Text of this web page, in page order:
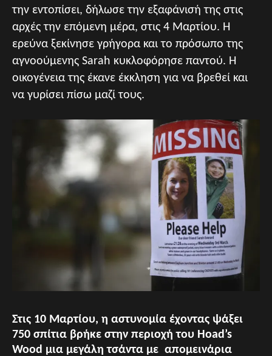
την εντοπίσει, δήλωσε την εξαφάνισή της στις
αρχές την επόμενη μέρα, στις 4 Μαρτίου. H
ερεύνα ξεκίνησε γρήγορα και το πρόσωπο της
αγνοούμενης Sarah κυκλοφόρησε παντού. Η
οικογένεια της έκανε έκκληση για να βρεθεί και
να γυρίσει πίσω μαζί τους.
Στις 10 Μαρτίου, η αστυνομία έχοντας ψάξει
750 σπίτια βρήκε στην περιοχή του Hoad’s
Wood μια μεγάλη τσάντα με απομεινάρια